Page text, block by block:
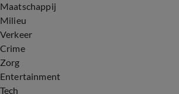
Maatschappij
Milieu
Verkeer
Crime
Zorg
Entertainment
Tech